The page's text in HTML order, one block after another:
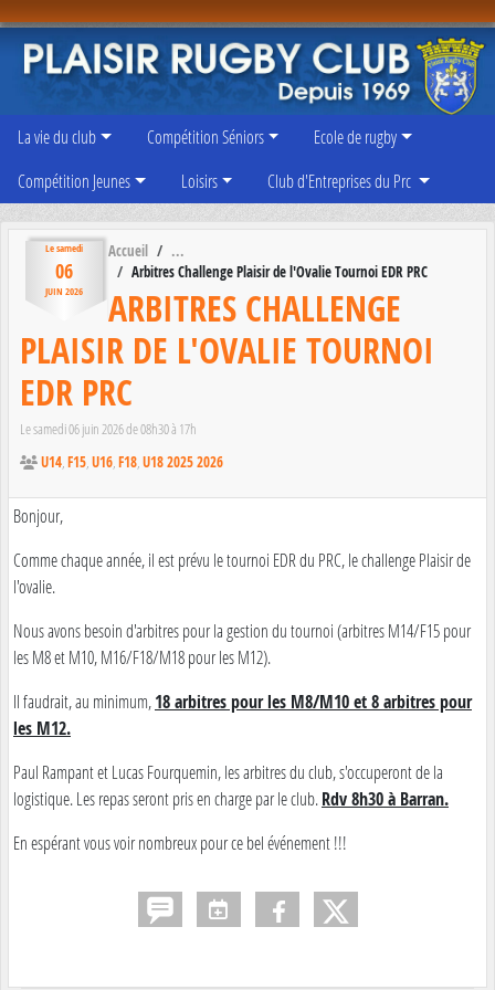
La vie du club Compétition Séniors
Ecole de rugby
Compétition Jeunes
Loisirs Club d'Entreprises du Prc
Lesamedi
06
JUIN 2026
Accueil
Arbitres Challenge Plaisir de l'Ovalie Tournoi EDR PRC
ARBITRES CHALLENGE
PLAISIR DE L'OVALIE TOURNOI
EDR PRC
Lesamedi06juin 2026de 08h30 à 17h
U14 F15 U16 F18 U18 2025 2026
Bonjour,
Comme chaque année, il est prévu le tournoi EDR du PRC, le challenge Plaisir de
l'ovalie.
Nous avons besoin d'arbitres pour la gestion du tournoi (arbitres M14/F15 pour
les M8 et M10, M16/F18/M18 pour les M12).
Il faudrait, au minimum,18 arbitres pour les M8/M10 et 8 arbitres pour
les M12.
Paul Rampant et Lucas Fourquemin, les arbitres du club, s'occuperont de la
logistique. Les repas seront pris en charge par le club.Rdv 8h30 à Barran.
En espérant vous voir nombreux pour ce bel événement !!!
Panneau de gestion des cookies